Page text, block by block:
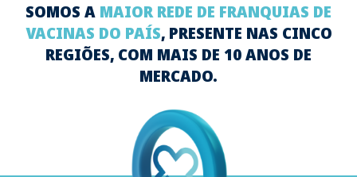
SOMOS A MAIOR REDE DE FRANQUIAS DE
VACINAS DO PAÍS, PRESENTE NAS CINCO
REGIÕES, COM MAIS DE 10 ANOS DE
MERCADO.